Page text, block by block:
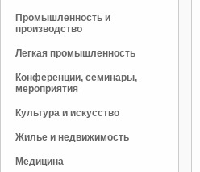
Промышленность и
производство
Легкая промышленность
Конференции, семинары,
мероприятия
Культура и искусство
Жилье и недвижимость
Медицина